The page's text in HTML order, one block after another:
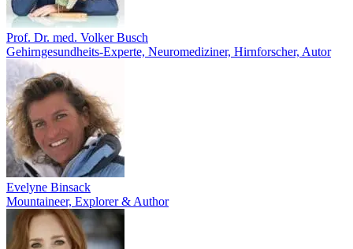
Prof. Dr. med. Volker Busch
Gehirngesundheits-Experte, Neuromediziner, Hirnforscher, Autor
Evelyne Binsack
Mountaineer, Explorer & Author